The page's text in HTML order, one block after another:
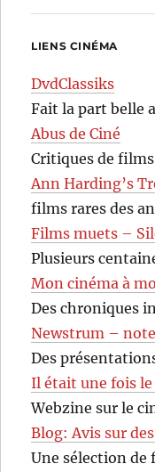
LIENS CINÉMA
DvdClassiks
Fait la part belle
Abus de Ciné
Critiques de
Ann Harding’s
films rares des
Films muets –
Plusieurs
Mon cinéma à
Des chroniques
Newstrum –
Des
Il était une fois
Webzine sur le
Blog: Avis sur
Une sélection de